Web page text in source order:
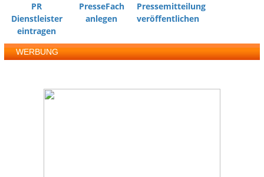
PR
Dienstleister
eintragen
PresseFach
anlegen
Pressemitteilung
veröffentlichen
WERBUNG